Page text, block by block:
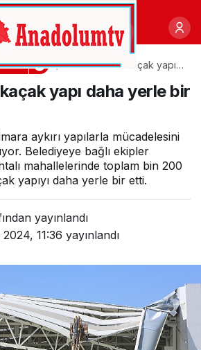
Nilüfer’de iki kaçak yapı
yapı daha yerle bir
aykırı yapılarla mücadelesini
Belediyeye bağlı ekipler
mahallelerinde toplam bin 200
yapıyı daha yerle bir etti.
yayınlandı
11:36 yayınlandı
Paylaş